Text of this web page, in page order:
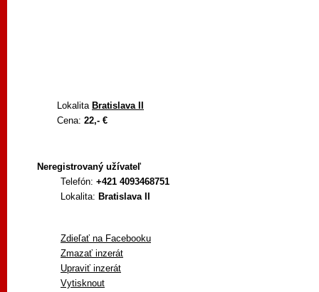
Lokalita Bratislava II
Cena: 22,- €
Neregistrovaný užívateľ
Telefón: +421 4093468751
Lokalita: Bratislava II
Zdieľať na Facebooku
Zmazať inzerát
Upraviť inzerát
Vytisknout